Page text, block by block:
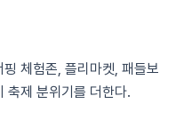
체험존, 플리마켓, 패들보
축제 분위기를 더한다.